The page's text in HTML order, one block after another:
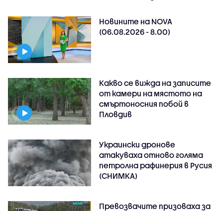
Новините на NOVA
(06.08.2026 - 8.00)
Какво се вижда на записите
от камери на мястото на
смъртоносния побой в
Пловдив
Украински дронове
атакуваха отново голяма
петролна рафинерия в Русия
(СНИМКА)
Превозвачите призоваха за